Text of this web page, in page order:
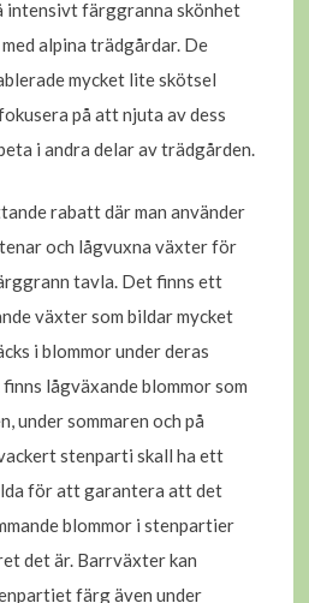
intensivt färggranna skönhet
alpina trädgårdar. De
mycket lite skötsel
på att njuta av dess
i andra delar av trädgården.
rabatt där man använder
och lågvuxna växter för
tavla. Det finns ett
växter som bildar mycket
i blommor under deras
lågväxande blommor som
under sommaren och på
stenparti skall ha ett
för att garantera att det
blommor i stenpartier
det är. Barrväxter kan
färg även under